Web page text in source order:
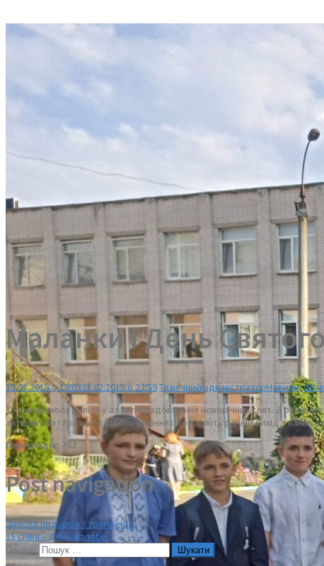
Маланки і День
15.01.2015 о 19:0321.02.2015 о 23:59Технічний адміністраторНовини,
13 січня школа кипіла у азарті продовження новорічних свят. З
затишку та гараздів в усіх починаннях. Тож навіть ранній вихід з
Переглядів: 763
Post navigation
Зимова подорож столицею…
15 січня – День жалоби.
Пошук: